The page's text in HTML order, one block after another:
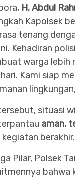
H. Abdul
Kapolsek
tenang
Kehadiran
warga lebih
Kami siap
situasi
aman,
kegiatan berakhir.
Pilar, Polsek
bahwa